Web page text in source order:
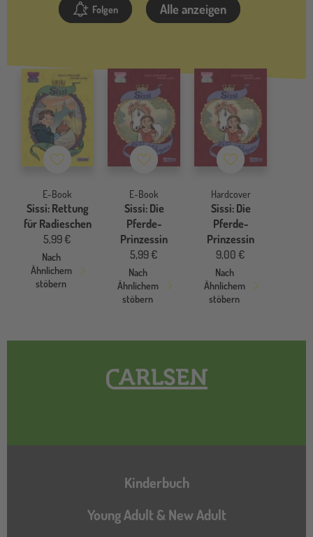
Folgen Alle anzeigen
Merkzettel
E-Book
Sissi: Rettung
für Radieschen
5,99 €
Nach
Ähnlichem
stöbern
Merkzettel
E-Book
Sissi: Die
Pferde-
Prinzessin
5,99 €
Nach
Ähnlichem
stöbern
Merkzettel
Hardcover
Sissi: Die
Pferde-
Prinzessin
9,00 €
Nach
Ähnlichem
stöbern
Hauptnavigation
Kinderbuch
Young Adult & New Adult